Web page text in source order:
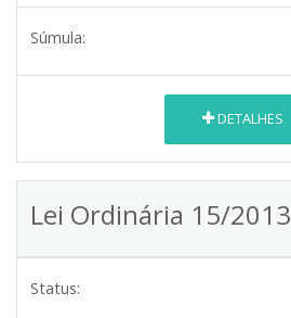
Súmula:
DETALHES
Lei Ordinária 15/2013
Status: